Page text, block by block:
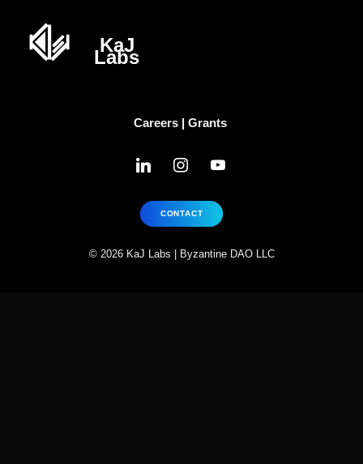
Careers| Grants
linkedin instagramyoutube
CONTACT
© 2026 KaJ Labs | Byzantine DAO LLC